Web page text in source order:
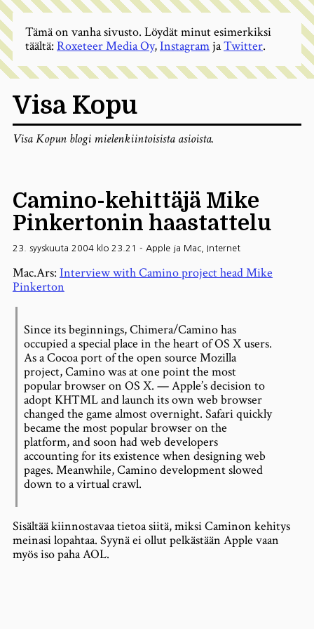
Visa Kopu
Visa Kopun blogi mielenkiintoisista asioista.
Camino-kehittäjä Mike
Pinkertonin haastattelu
23. syyskuuta 2004 klo 23.21 - Apple ja Mac, Internet
Mac.Ars: Interview with Camino project head Mike
Pinkerton
Since its beginnings, Chimera/Camino has
occupied a special place in the heart of OS X users.
As a Cocoa port of the open source Mozilla
project, Camino was at one point the most
popular browser on OS X. — Apple’s decision to
adopt KHTML and launch its own web browser
changed the game almost overnight. Safari quickly
became the most popular browser on the
platform, and soon had web developers
accounting for its existence when designing web
pages. Meanwhile, Camino development slowed
down to a virtual crawl.
Sisältää kiinnostavaa tietoa siitä, miksi Caminon kehitys
meinasi lopahtaa. Syynä ei ollut pelkästään Apple vaan
myös iso paha AOL.
Tämä on vanha sivusto. Löydät minut esimerkiksi
täältä: Roxeteer Media Oy,InstagramjaTwitter.